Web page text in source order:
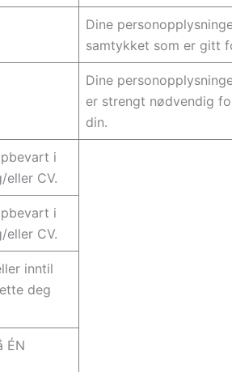
Dine
samtykket som er gitt
Dine
er strengt nødvendig
din.
i
eller CV.
i
eller CV.
inntil
deg
ÉN